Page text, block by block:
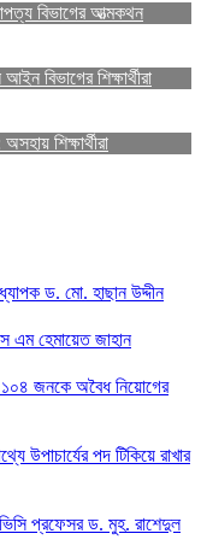
বিভাগের আত্মকথন
বিভাগের শিক্ষার্থীরা
শিক্ষার্থীরা
ড. মো. হাছান উদ্দীন
এম হেমায়েত জাহান
১০৪ জনকে অবৈধ নিয়োগের
উপাচার্যের পদ টিকিয়ে রাখার
ভিসি প্রফেসর ড. মুহ. রাশেদুল